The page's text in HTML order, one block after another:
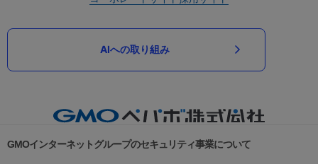
AIへの取り組み
GMOインターネットグループのセキュリティ事業について